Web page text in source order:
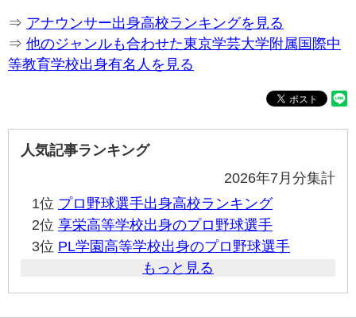
⇒ アナウンサー出身高校ランキングを見る
⇒ 他のジャンルも合わせた東京学芸大学附属国際中
等教育学校出身有名人を見る
人気記事ランキング
2026年7月分集計
1位 プロ野球選手出身高校ランキング
2位 享栄高等学校出身のプロ野球選手
3位 PL学園高等学校出身のプロ野球選手
もっと見る